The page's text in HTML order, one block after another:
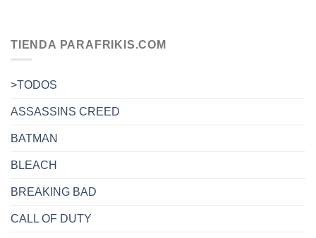
TIENDA PARAFRIKIS.COM
>TODOS
ASSASSINS CREED
BATMAN
BLEACH
BREAKING BAD
CALL OF DUTY